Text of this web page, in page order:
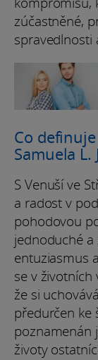
zúčastněné,
spravedlnosti
Co
Samuela L.
S Venuší ve
a radost v
pohodovou
jednoduché a
entuziasmus
se v životních
že si
předurčen ke
poznamenán
životy